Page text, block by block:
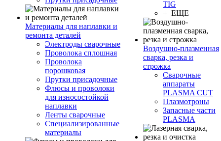
Материалы для наплавки и
ремонта деталей
Электроды сварочные
Проволока сплошная
Проволока
порошковая
Прутки присадочные
Флюсы и проволоки
для износостойкой
наплавки
Ленты сварочные
Специализированные
материалы
TIG
+ ЕЩЕ
Воздушно-плазменная
сварка, резка и
строжка
Сварочные
аппараты
PLASMA CUT
Плазмотроны
Запасные части
PLASMA